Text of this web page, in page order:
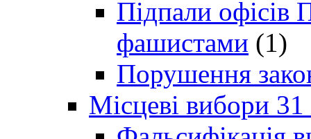
Підпали офісів
фашистами (1)
Порушення
Місцеві вибори